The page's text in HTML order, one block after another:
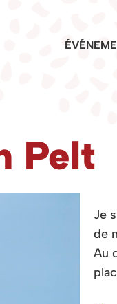
Pelt
Je
de
Au